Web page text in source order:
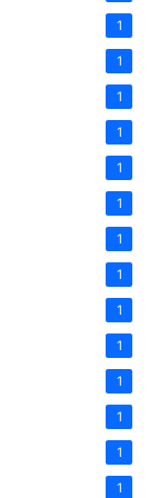
1
1
1
1
1
1
1
1
1
1
1
1
1
1